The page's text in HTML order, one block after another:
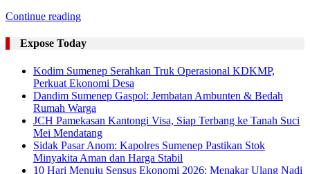
Continue reading
Expose Today
Kodim Sumenep Serahkan Truk Operasional KDKMP,
Perkuat Ekonomi Desa
Dandim Sumenep Gaspol: Jembatan Ambunten & Bedah
Rumah Warga
JCH Pamekasan Kantongi Visa, Siap Terbang ke Tanah Suci
Mei Mendatang
Sidak Pasar Anom: Kapolres Sumenep Pastikan Stok
Minyakita Aman dan Harga Stabil
10 Hari Menuju Sensus Ekonomi 2026: Menakar Ulang Nadi